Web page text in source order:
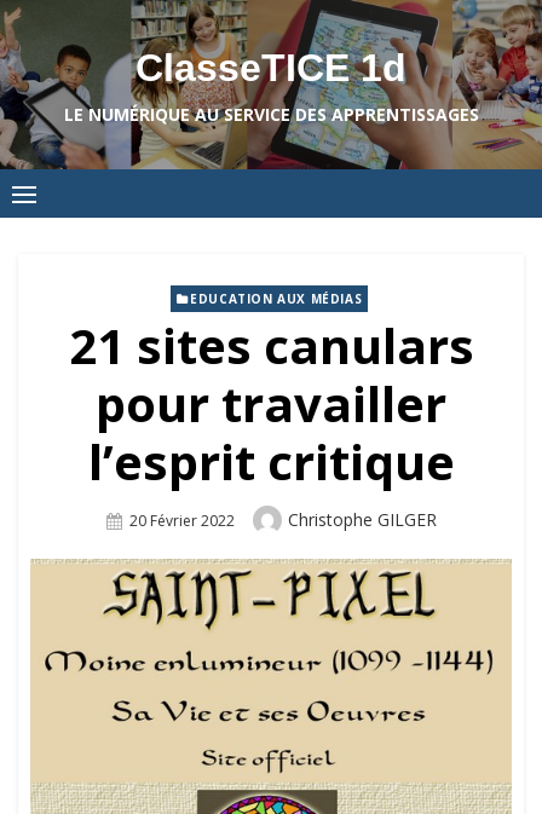
Skip
to
content
ClasseTICE 1d
LE NUMÉRIQUE AU SERVICE DES APPRENTISSAGES
EDUCATION AUX MÉDIAS
21 sites canulars
pour travailler
l’esprit critique
Posted
20 Février 2022 Author
Christophe GILGER